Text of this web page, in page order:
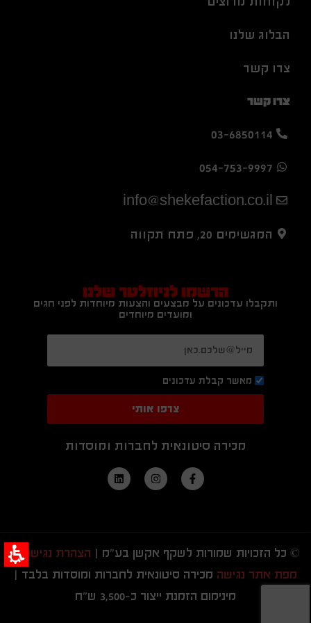
הבלוג שלנו
צרו קשר
צרו קשר
03-6850114
054-753-9997
info@shekefaction.co.il
המגשימים 20, פתח תקווה
הרשמו לניוזלטר שלנו
ותקבלו עדכונים על מבצעים והצעות מיוחדות לפני חגים
ומועדים מיוחדים
מאשר קבלת עדכונים
צרפו אותי
מכירה סיטונאית לחברות ומוסדות
© כל הזכויות שמורות לשקף אקשן בע"מ | הצהרת נגישות|
מפת אתר נגישהמכירה סיטונאית לחברות ומוסדות בלבד |
מינימום הזמנת ייצור כ-3,500 ש"ח